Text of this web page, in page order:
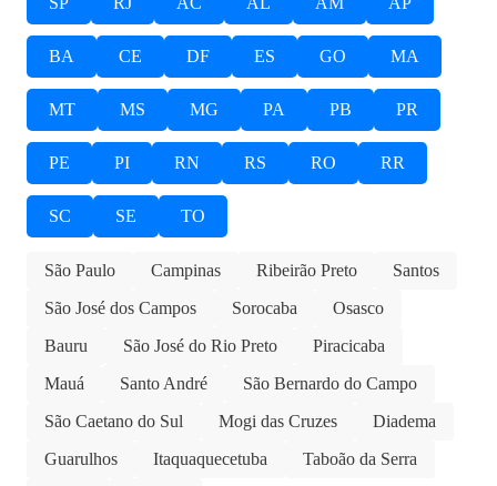
BA CE DF ES GO MA
MT MS MG PA PB PR
PE PI RN RS RO RR
SC SE TO
São Paulo Campinas Ribeirão Preto
Santos
São José dos Campos
Sorocaba
Osasco
Bauru
São José do Rio Preto
Piracicaba
Mauá
Santo André
São Bernardo do Campo
São Caetano do Sul
Mogi das Cruzes
Diadema
Guarulhos
Itaquaquecetuba
Taboão da Serra